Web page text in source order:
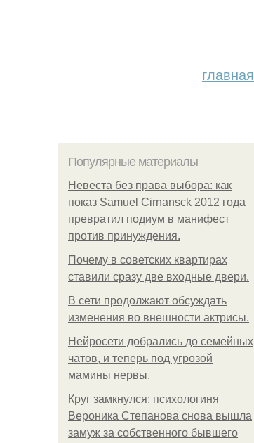
главная
Популярные материалы
Невеста без права выбора: как
показ Samuel Cirnansck 2012 года
превратил подиум в манифест
против принуждения.
Почему в советских квартирах
ставили сразу две входные двери.
В сети продолжают обсуждать
изменения во внешности актрисы.
Нейросети добрались до семейных
чатов, и теперь под угрозой
мамины нервы.
Круг замкнулся: психологиня
Вероника Степанова снова вышла
замуж за собственного бывшего